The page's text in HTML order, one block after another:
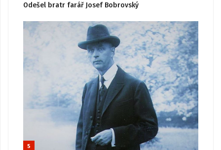
Odešel bratr farář Josef Bobrovský
5